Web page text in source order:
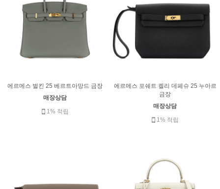
에르메스 벌킨 25 베르트아망드 금장
매장상담
1% 적립
에르메스 포쉐트 켈리 데페슈 25 누아르
금장
매장상담
1% 적립